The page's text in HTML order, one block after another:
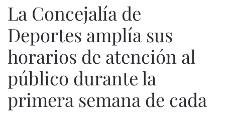
La Concejalía de
Deportes amplía sus
horarios de atención al
público durante la
primera semana de cada